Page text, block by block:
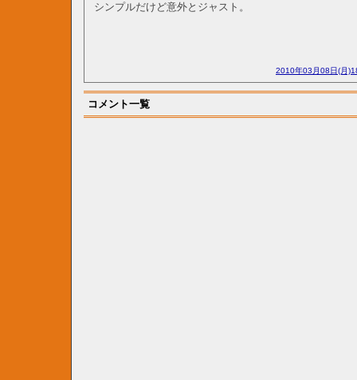
シンプルだけど意外とジャスト。
2010年03月08日(月
コメント一覧